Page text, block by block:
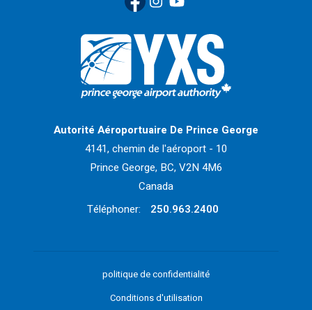
Facebook
(Link opens in new window)
Instagram
(Link opens in new window)
YouTube
(Link opens in new window)
Retour à la page d'accueil>
Autorité Aéroportuaire De Prince George
4141, chemin de l'aéroport - 10
Prince George, BC, V2N 4M6
Canada
Téléphoner:
250.963.2400
politique de confidentialité
Conditions d'utilisation